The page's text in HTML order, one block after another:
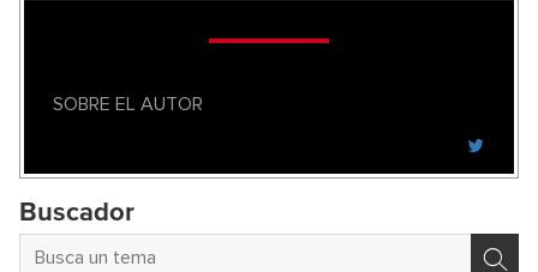
SOBRE EL AUTOR
Buscador